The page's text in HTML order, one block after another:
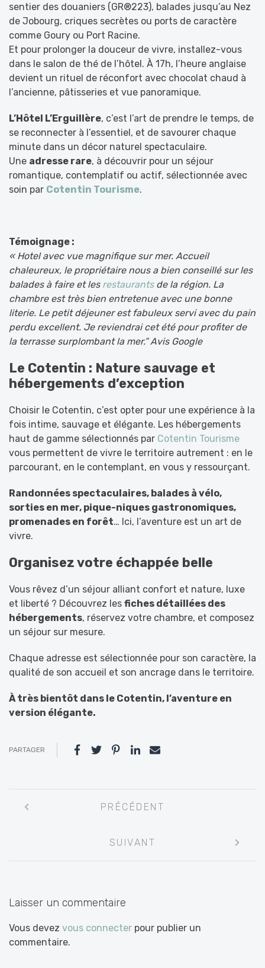
sentier des douaniers (GR®223), balades jusqu’au Nez
de Jobourg, criques secrètes ou ports de caractère
comme Goury ou Port Racine.
Et pour prolonger la douceur de vivre, installez-vous
dans le salon de thé de l’hôtel. À 17h, l’heure anglaise
devient un rituel de réconfort avec chocolat chaud à
l’ancienne, pâtisseries et vue panoramique.
L’Hôtel L’Erguillère, c’est l’art de prendre le temps, de
se reconnecter à l’essentiel, et de savourer chaque
minute dans un décor naturel spectaculaire.
Une adresse rare, à découvrir pour un séjour
romantique, contemplatif ou actif, sélectionnée avec
soin par Cotentin Tourisme.
Témoignage :
« Hotel avec vue magnifique sur mer. Accueil
chaleureux, le propriétaire nous a bien conseillé sur les
balades à faire et les restaurantsde la région. La
chambre est très bien entretenue avec une bonne
literie. Le petit déjeuner est fabuleux servi avec du pain
perdu excellent. Je reviendrai cet été pour profiter de
la terrasse surplombant la mer.” Avis Google
Le Cotentin : Nature sauvage et
hébergements d’exception
Choisir le Cotentin, c’est opter pour une expérience à la
fois intime, sauvage et élégante. Les hébergements
haut de gamme sélectionnés par Cotentin Tourisme
vous permettent de vivre le territoire autrement : en le
parcourant, en le contemplant, en vous y ressourçant.
Randonnées spectaculaires, balades à vélo,
sorties en mer, pique-niques gastronomiques,
promenades en forêt… Ici, l’aventure est un art de
vivre.
Organisez votre échappée belle
Vous rêvez d’un séjour alliant confort et nature, luxe
et liberté ? Découvrez les fiches détaillées des
hébergements, réservez votre chambre, et composez
un séjour sur mesure.
Chaque adresse est sélectionnée pour son caractère, la
qualité de son accueil et son ancrage dans le territoire.
À très bientôt dans le Cotentin, l’aventure en
version élégante.
PARTAGER
entre
PRÉCÉDENT
SUIVANT
Laisser un commentaire
Vous devez vous connecter pour publier un
commentaire.